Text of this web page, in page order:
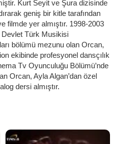
Kurt Seyit ve Şura dizisinde
geniş bir kitle tarafından
filmde yer almıştır. 1998-2003
Devlet Türk Musikisi
bölümü mezunu olan Orcan,
ekibinde profesyonel dansçılık
Tv Oyunculuğu Bölümü’nde
Orcan, Ayla Algan’dan özel
dersi almıştır.